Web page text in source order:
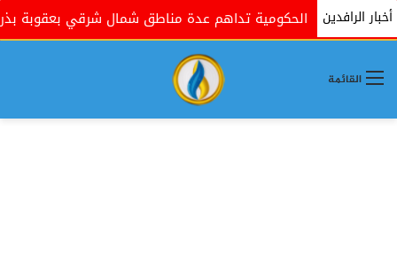
أخبار الرافدين
القوات الحكومية تداهم عدة مناطق شمال شرقي بعقوبة بذريعة
القائمة